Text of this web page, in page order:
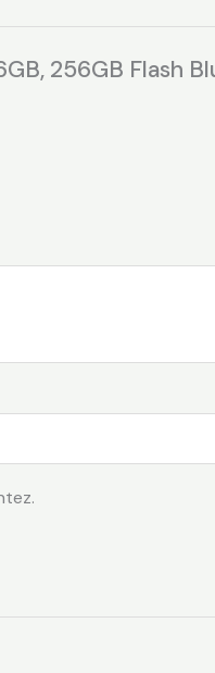
256GB Flash